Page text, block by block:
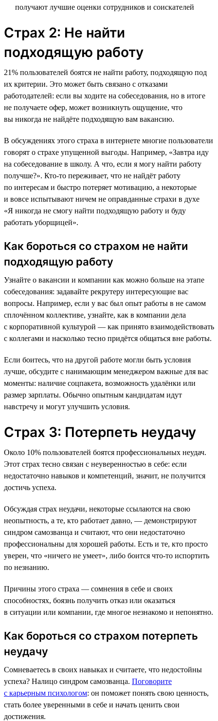
получают лучшие оценки сотрудников и соискателей
Страх 2: Не найти
подходящую работу
21% пользователей боятся не найти работу, подходящую под
их критерии. Это может быть связано с отказами
работодателей: если вы ходите на собеседования, но в итоге
не получаете офер, может возникнуть ощущение, что
вы никогда не найдёте подходящую вам вакансию.
В обсуждениях этого страха в интернете многие пользователи
говорят о страхе упущенной выгоды. Например, «Завтра иду
на собеседование в школу. А что, если я могу найти работу
получше?». Кто-то переживает, что не найдёт работу
по интересам и быстро потеряет мотивацию, а некоторые
и вовсе испытывают ничем не оправданные страхи в духе
«Я никогда не смогу найти подходящую работу и буду
работать уборщицей».
Как бороться со страхом не найти
подходящую работу
Узнайте о вакансии и компании как можно больше на этапе
собеседования: задавайте рекрутеру интересующие вас
вопросы. Например, если у вас был опыт работы в не самом
сплочённом коллективе, узнайте, как в компании дела
с корпоративной культурой — как принято взаимодействовать
с коллегами и насколько тесно придётся общаться вне работы.
Если боитесь, что на другой работе могли быть условия
лучше, обсудите с нанимающим менеджером важные для вас
моменты: наличие соцпакета, возможность удалёнки или
размер зарплаты. Обычно опытным кандидатам идут
навстречу и могут улучшить условия.
Страх 3: Потерпеть неудачу
Около 10% пользователей боятся профессиональных неудач.
Этот страх тесно связан с неуверенностью в себе: если
недостаточно навыков и компетенций, значит, не получится
достичь успеха.
Обсуждая страх неудачи, некоторые ссылаются на свою
неопытность, а те, кто работает давно, — демонстрируют
синдром самозванца и считают, что они недостаточно
профессиональны для хорошей работы. Есть и те, кто просто
уверен, что «ничего не умеет», либо боится что-то испортить
по незнанию.
Причины этого страха — сомнения в себе и своих
способностях, боязнь получить отказ или оказаться
в ситуации или компании, где многое незнакомо и непонятно.
Как бороться со страхом потерпеть
неудачу
Сомневаетесь в своих навыках и считаете, что недостойны
успеха? Налицо синдром самозванца. Поговорите
с карьерным психологом: он поможет понять свою ценность,
стать более уверенными в себе и начать ценить свои
достижения.